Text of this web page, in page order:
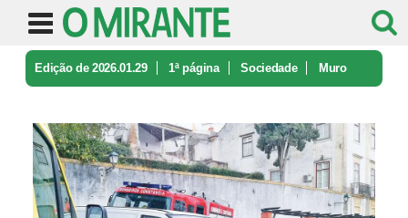
Edição de 2026.01.29 1ª página Sociedade Muro